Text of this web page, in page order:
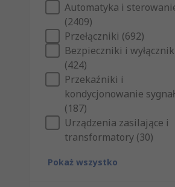
Automatyka i
(2409)
Przełączniki (692)
Bezpieczniki i
(424)
Przekaźniki i
kondycjonowanie
(187)
Urządzenia zasilające i
transformatory (30)
Pokaż wszystko